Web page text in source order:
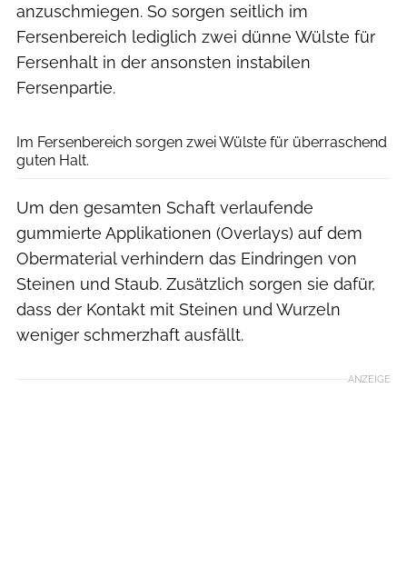
anzuschmiegen. So sorgen seitlich im
Fersenbereich lediglich zwei dünne Wülste für
Fersenhalt in der ansonsten instabilen
Fersenpartie.
Im Fersenbereich sorgen zwei Wülste für überraschend
guten Halt.
Um den gesamten Schaft verlaufende
gummierte Applikationen (Overlays) auf dem
Obermaterial verhindern das Eindringen von
Steinen und Staub. Zusätzlich sorgen sie dafür,
dass der Kontakt mit Steinen und Wurzeln
weniger schmerzhaft ausfällt.
ANZEIGE